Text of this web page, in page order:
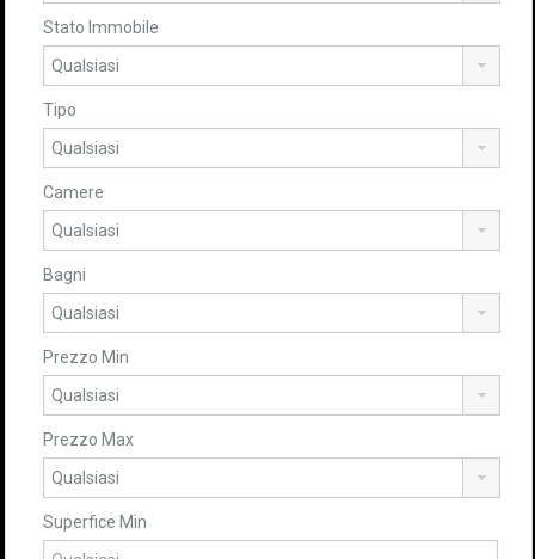
Stato Immobile
Tipo
Camere
Bagni
Prezzo Min
Prezzo Max
Superfice Min